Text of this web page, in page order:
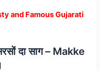
and Famous Gujarati
दा साग – Makke